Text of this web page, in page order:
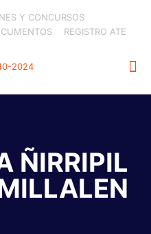
Y CONCURSOS
REGISTRO ATE
ÑIRRIPIL